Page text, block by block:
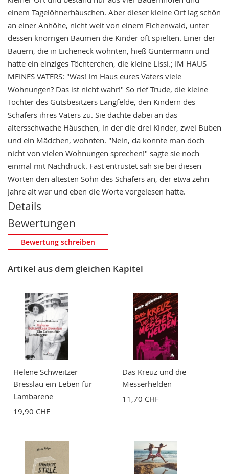
einem Tagelöhnerhäuschen. Aber dieser kleine Ort lag schön
an einer Anhöhe, nicht weit von einem Eichenwald, unter
dessen knorrigen Bäumen die Kinder oft spielten. Einer der
Bauern, die in Eicheneck wohnten, hieß Guntermann und
hatte ein einziges Töchterchen, die kleine Lissi.; IM HAUS
MEINES VATERS: "Was! Im Haus eures Vaters viele
Wohnungen? Das ist nicht wahr!" So rief Trude, die kleine
Tochter des Gutsbesitzers Langfelde, den Kindern des
Schäfers ihres Vaters zu. Sie dachte dabei an das
altersschwache Häuschen, in der die drei Kinder, zwei Buben
und ein Mädchen, wohnten. "Nein, da konnte man doch
nicht von vielen Wohnungen sprechen!" sagte sie noch
einmal mit Nachdruck. Fast entrüstet sah sie bei diesen
Worten den ältesten Sohn des Schäfers an, der etwa zehn
Jahre alt war und eben die Worte vorgelesen hatte.
Details
Bewertungen
Eigene Bewertung schreiben
Nickname
Zusammenfassung
Bewertung
Bewertung schreiben
Artikel aus dem gleichen Kapitel
Helene Schweitzer
Bresslau ein Leben für
Lambarene
19,90 CHF
Das Kreuz und die
Messerhelden
11,70 CHF